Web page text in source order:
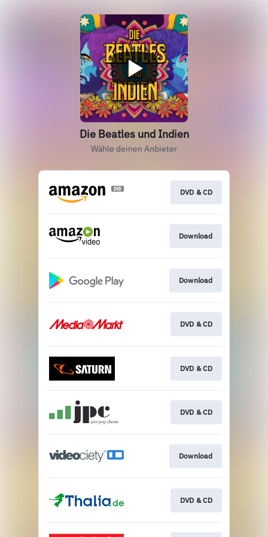
Die Beatles und Indien
Wähle deinen Anbieter
DVD & CD
Download
Download
DVD & CD
DVD & CD
DVD & CD
Download
DVD & CD